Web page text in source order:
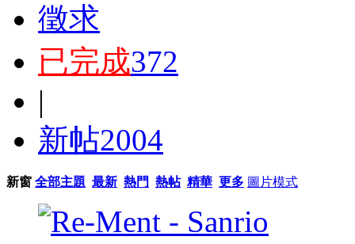
徵求
已完成372
|
新帖2004
新窗 全部主題 最新 熱門 熱帖 精華 更多 圖片模式